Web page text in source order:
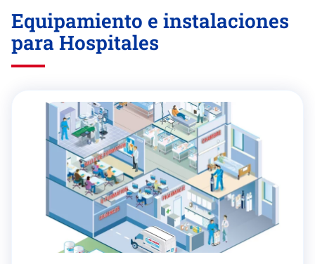
Equipamiento e instalaciones
para Hospitales